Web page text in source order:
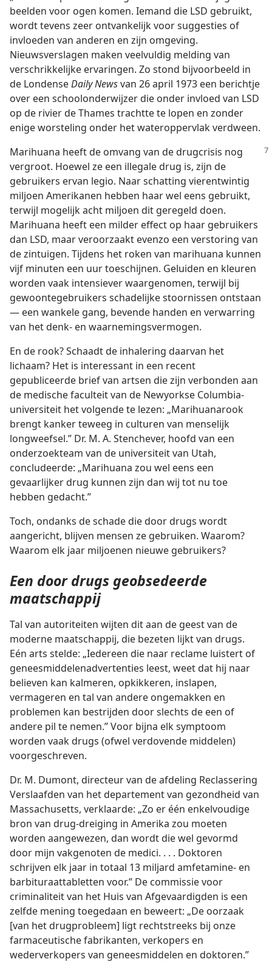
beelden voor ogen komen. Iemand die LSD gebruikt,
wordt tevens zeer ontvankelijk voor suggesties of
invloeden van anderen en zijn omgeving.
Nieuwsverslagen maken veelvuldig melding van
verschrikkelijke ervaringen. Zo stond bijvoorbeeld in
de LondenseDaily Newsvan 26 april 1973 een berichtje
over een schoolonderwijzer die onder invloed van LSD
op de rivier de Thames trachtte te lopen en zonder
enige worsteling onder het wateroppervlak verdween.
Marihuana heeft de omvang van de drugcrisis nog
vergroot. Hoewel ze een illegale drug is, zijn de
gebruikers ervan legio. Naar schatting vierentwintig
miljoen Amerikanen hebben haar wel eens gebruikt,
terwijl mogelijk acht miljoen dit geregeld doen.
Marihuana heeft een milder effect op haar gebruikers
dan LSD, maar veroorzaakt evenzo een verstoring van
de zintuigen. Tijdens het roken van marihuana kunnen
vijf minuten een uur toeschijnen. Geluiden en kleuren
worden vaak intensiever waargenomen, terwijl bij
gewoontegebruikers schadelijke stoornissen ontstaan
— een wankele gang, bevende handen en verwarring
van het denk- en waarnemingsvermogen.
En de rook? Schaadt de inhalering daarvan het
lichaam? Het is interessant in een recent
gepubliceerde brief van artsen die zijn verbonden aan
de medische faculteit van de Newyorkse Columbia-
universiteit het volgende te lezen: „Marihuanarook
brengt kanker teweeg in culturen van menselijk
longweefsel.” Dr. M. A. Stenchever, hoofd van een
onderzoekteam van de universiteit van Utah,
concludeerde: „Marihuana zou wel eens een
gevaarlijker drug kunnen zijn dan wij tot nu toe
hebben gedacht.”
Toch, ondanks de schade die door drugs wordt
aangericht, blijven mensen ze gebruiken. Waarom?
Waarom elk jaar miljoenen nieuwe gebruikers?
Een door drugs geobsedeerde
maatschappij
Tal van autoriteiten wijten dit aan de geest van de
moderne maatschappij, die bezeten lijkt van drugs.
Eén arts stelde: „Iedereen die naar reclame luistert of
geneesmiddelenadvertenties leest, weet dat hij naar
believen kan kalmeren, opkikkeren, inslapen,
vermageren en tal van andere ongemakken en
problemen kan bestrijden door slechts de een of
andere pil te nemen.” Voor bijna elk symptoom
worden vaak drugs (ofwel verdovende middelen)
voorgeschreven.
Dr. M. Dumont, directeur van de afdeling Reclassering
Verslaafden van het departement van gezondheid van
Massachusetts, verklaarde: „Zo er één enkelvoudige
bron van drug-dreiging in Amerika zou moeten
worden aangewezen, dan wordt die wel gevormd
door mijn vakgenoten de medici. . . . Doktoren
schrijven elk jaar in totaal 13 miljard amfetamine- en
barbituraattabletten voor.” De commissie voor
criminaliteit van het Huis van Afgevaardigden is een
zelfde mening toegedaan en beweert: „De oorzaak
[van het drugprobleem] ligt rechtstreeks bij onze
farmaceutische fabrikanten, verkopers en
wederverkopers van geneesmiddelen en doktoren.”